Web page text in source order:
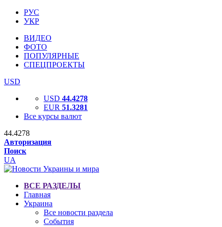
РУС
УКР
ВИДЕО
ФОТО
ПОПУЛЯРНЫЕ
СПЕЦПРОЕКТЫ
USD
USD 44.4278
EUR 51.3281
Все курсы валют
44.4278
Авторизация
Поиск
UA
ВСЕ РАЗДЕЛЫ
Главная
Украина
Все новости раздела
События